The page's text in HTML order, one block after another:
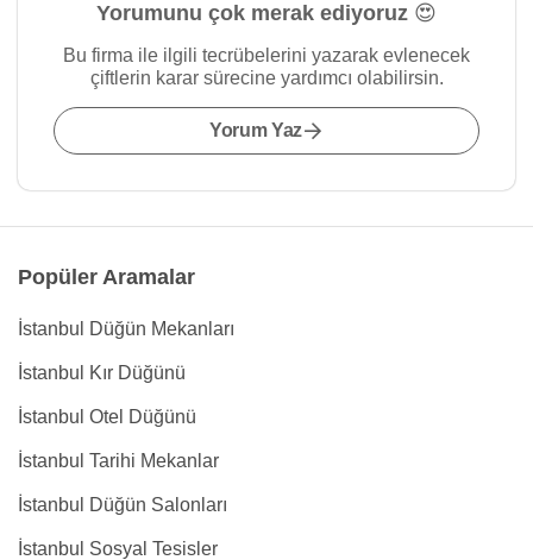
Yorumunu çok merak ediyoruz 😍
Bu firma ile ilgili tecrübelerini yazarak evlenecek
çiftlerin karar sürecine yardımcı olabilirsin.
Yorum Yaz
Popüler Aramalar
İstanbul Düğün Mekanları
İstanbul Kır Düğünü
İstanbul Otel Düğünü
İstanbul Tarihi Mekanlar
İstanbul Düğün Salonları
İstanbul Sosyal Tesisler